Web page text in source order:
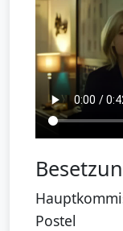
Postel